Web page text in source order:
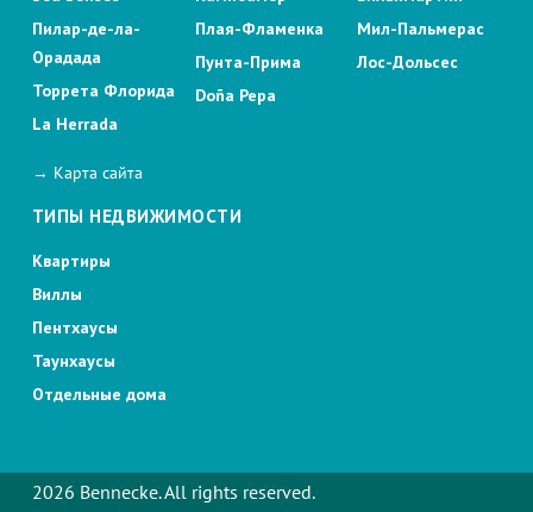
Пилар-де-ла-
Орадада
Торрета Флорида
La Herrada
Плая-Фламенка
Пунта-Прима
Doña Pepa
Мил-Пальмерас
Лос-Дольсес
→ Карта сайта
ТИПЫ НЕДВИЖИМОСТИ
Квартиры
Виллы
Пентхаусы
Таунхаусы
Отдельные дома
2026 Bennecke. All rights reserved.